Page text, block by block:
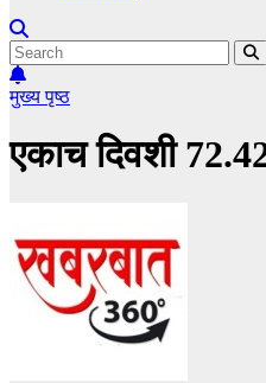
मुख्य पृष्ठ
एकाच दिवशी